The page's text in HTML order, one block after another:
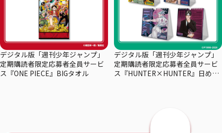
デジタル版「週刊少年ジャンプ」
定期購読者限定応募者全員サービ
ス『ONE PIECE』BIGタオル
デジタル版「週刊少年ジャンプ」
定期購読者限定応募者全員サービ
ス『HUNTER×HUNTER』日めく